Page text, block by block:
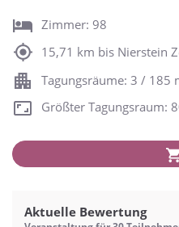
Zimmer: 98
15,71 km bis Nierstein
Tagungsräume: 3 / 185
Größter Tagungsraum:
Aktuelle Bewertung